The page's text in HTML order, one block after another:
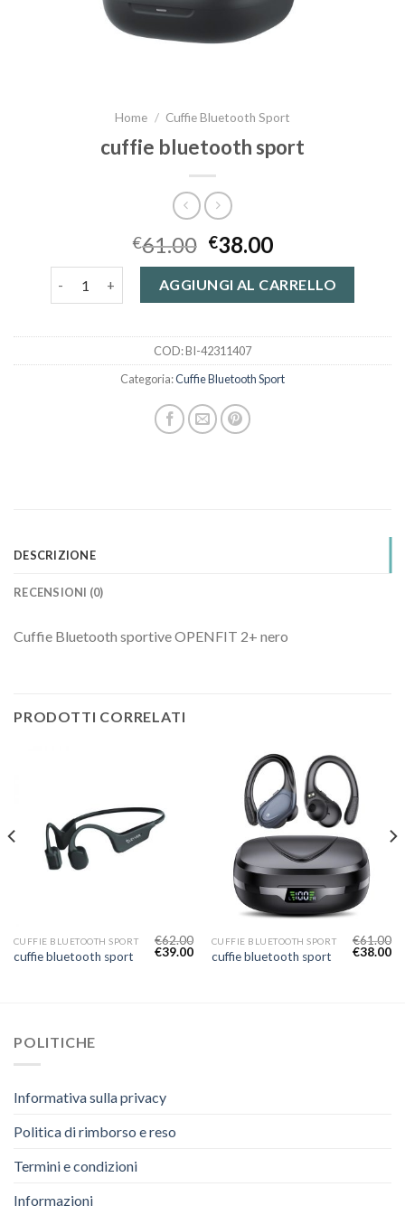
Home / Cuffie Bluetooth Sport
cuffie bluetooth sport
€61.00 €38.00
cuffie bluetooth sport quantitàAGGIUNGI AL CARRELLO
COD:BI-42311407
Categoria:Cuffie Bluetooth Sport
DESCRIZIONE
RECENSIONI (0)
Cuffie Bluetooth sportive OPENFIT 2+ nero
PRODOTTI CORRELATI
CUFFIE BLUETOOTH SPORT
cuffie bluetooth sport
€62.00
€39.00
CUFFIE BLUETOOTH SPORT
cuffie bluetooth sport
€61.00
€38.00
POLITICHE
Informativa sulla privacy
Politica di rimborso e reso
Termini e condizioni
Informazioni